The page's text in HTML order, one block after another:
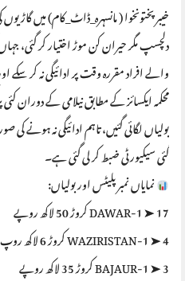
خیبر پختونخوا ( مانسہرہ_ڈاٹ_کام) میں
دلچسپ مگر حیران کن موڑ اختیار کر گئی،
والے افراد مقررہ وقت پر ادائیگی نہ کر سکے
محکمہ ایکسائز کے مطابق نیلامی کے دوران
بولیاں لگائی گئیں، تاہم ادائیگی نہ ہونے
گئی سیکیورٹی ضبط کر لی گئی ہے۔
نمایاں نمبر پلیٹس اور بولیاں:
DAWAR-1 ➤ 17 کروڑ 50 لاکھ روپے
WAZIRISTAN-1 ➤ 4 کروڑ 6 لاکھ روپ
BAJAUR-1 ➤ 3 کروڑ 35 لاکھ روپے